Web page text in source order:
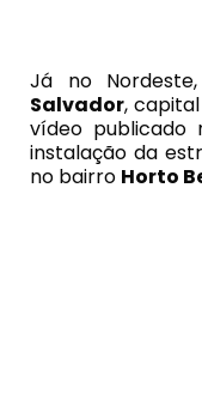
Já no
Salvador,
vídeo publicado
instalação da
no bairro Horto